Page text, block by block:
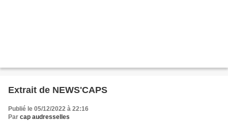
Extrait de NEWS'CAPS
Publié le 05/12/2022 à 22:16
Par cap audresselles